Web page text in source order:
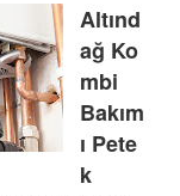
Altınd
ağ Ko
mbi
Bakım
ı Pete
k